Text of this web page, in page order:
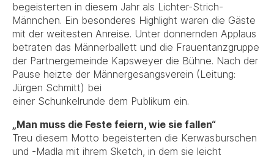
begeisterten in diesem Jahr als Lichter-Strich-
Männchen. Ein besonderes Highlight waren die Gäste
mit der weitesten Anreise. Unter donnernden Applaus
betraten das Männerballett und die Frauentanzgruppe
der Partnergemeinde Kapsweyer die Bühne. Nach der
Pause heizte der Männergesangsverein (Leitung:
Jürgen Schmitt) bei
einer Schunkelrunde dem Publikum ein.
„Man muss die Feste feiern, wie sie fallen“
Treu diesem Motto begeisterten die Kerwasburschen
und -Madla mit ihrem Sketch, in dem sie leicht